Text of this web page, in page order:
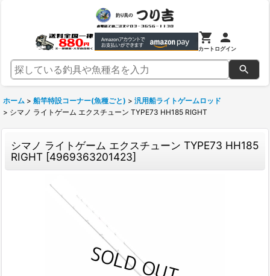
カートログイン
ホーム > 船竿特設コーナー(魚種ごと) > 汎用船ライトゲームロッド
> シマノ ライトゲーム エクスチューン TYPE73 HH185 RIGHT
シマノ ライトゲーム エクスチューン TYPE73 HH185
RIGHT [4969363201423]